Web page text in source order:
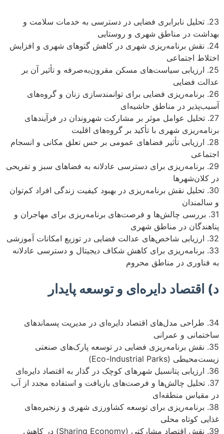
23. تحلیل نابرابری فضایی در دسترسی به خدمات سلامت و
بهداشت در مناطق شهری و روستایی
24. نقش برنامه‌ریزی شهری در کاهش گتوهای شهری و افزایش
اختلاط اجتماعی
25. ارزیابی سیاست‌های مسکن مقرون‌به‌صرفه و تأثیر آن بر
عدالت فضایی
26. برنامه‌ریزی فضایی برای توانمندسازی زنان و گروه‌های
آسیب‌پذیر در مناطق حاشیه‌ای
27. تحلیل عوامل موثر بر مشارکت شهروندان در فرآیندهای
برنامه‌ریزی شهری با تأکید بر گروه‌های اقلیت
28. ارزیابی تأثیر فضاهای عمومی بر حس تعلق مکانی و انسجام
اجتماعی
29. برنامه‌ریزی برای دسترسی عادلانه به فضاهای سبز و تفریحی
در کلان‌شهرها
30. تحلیل نقش برنامه‌ریزی در بهبود کیفیت زندگی افراد کم‌توان
و سالمندان
31. بررسی چالش‌ها و فرصت‌های برنامه‌ریزی برای مهاجران و
پناهندگان در مناطق شهری
32. ارزیابی شاخص‌های عدالت فضایی در توزیع امکانات آموزشی
33. برنامه‌ریزی برای کاهش شکاف دیجیتال و دسترسی عادلانه
به فناوری در مناطق محروم
د) اقتصاد دایره‌ای و توسعه پایدار
34. طراحی مدل‌های اقتصاد دایره‌ای در مدیریت پسماندهای
ساختمانی و عمرانی
35. نقش برنامه‌ریزی فضایی در توسعه پارک‌های صنعتی
زیست‌محیطی (Eco-Industrial Parks)
36. ارزیابی پتانسیل شهرهای کوچک در گذار به اقتصاد دایره‌ای
37. تحلیل چالش‌ها و فرصت‌های بازیافت و استفاده مجدد از آب
در مقیاس منطقه‌ای
38. برنامه‌ریزی برای توسعه کشاورزی شهری و زنجیره‌های
غذایی کوتاه محلی
39. نقش اقتصاد مشارکتی (Sharing Economy) در کاهش